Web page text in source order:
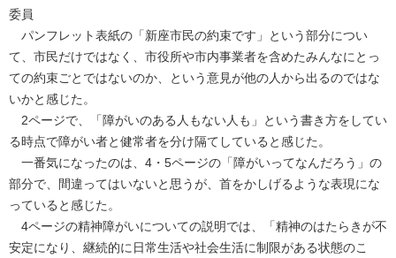
委員
パンフレット表紙の「新座市民の約束です」という部分につい
て、市民だけではなく、市役所や市内事業者を含めたみんなにとっ
ての約束ごとではないのか、という意見が他の人から出るのではな
いかと感じた。
2ページで、「障がいのある人もない人も」という書き方をしてい
る時点で障がい者と健常者を分け隔てしていると感じた。
一番気になったのは、4・5ページの「障がいってなんだろう」の
部分で、間違ってはいないと思うが、首をかしげるような表現にな
っていると感じた。
4ページの精神障がいについての説明では、「精神のはたらきが不
安定になり、継続的に日常生活や社会生活に制限がある状態のこ